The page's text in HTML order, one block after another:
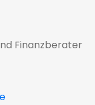
Finanzberater